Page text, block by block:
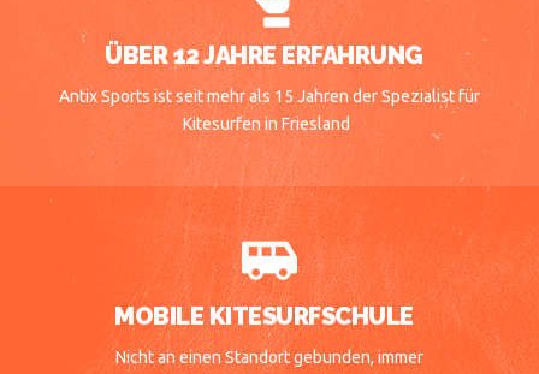
ÜBER 12 JAHRE ERFAHRUNG
Antix Sports ist seit mehr als 15 Jahren der Spezialist für
Kitesurfen in Friesland
MOBILE KITESURFSCHULE
Nicht an einen Standort gebunden, immer